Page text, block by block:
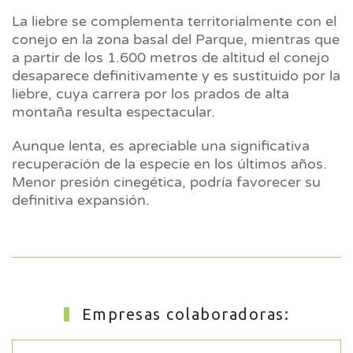
La liebre se complementa territorialmente con el
conejo en la zona basal del Parque, mientras que
a partir de los 1.600 metros de altitud el conejo
desaparece definitivamente y es sustituido por la
liebre, cuya carrera por los prados de alta
montaña resulta espectacular.
Aunque lenta, es apreciable una significativa
recuperación de la especie en los últimos años.
Menor presión cinegética, podría favorecer su
definitiva expansión.
Empresas colaboradoras: